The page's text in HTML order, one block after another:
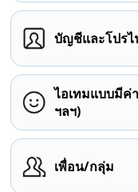
บัญชีและโปรไ
ไอเทมแบบมีค่
ฯลฯ)
เพื่อน/กลุ่ม